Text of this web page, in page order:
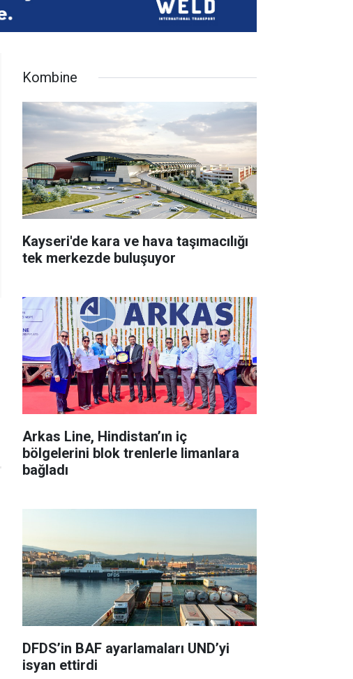
Kombine
Kayseri'de kara ve hava taşımacılığı
tek merkezde buluşuyor
Arkas Line, Hindistan’ın iç
bölgelerini blok trenlerle limanlara
bağladı
DFDS’in BAF ayarlamaları UND’yi
isyan ettirdi